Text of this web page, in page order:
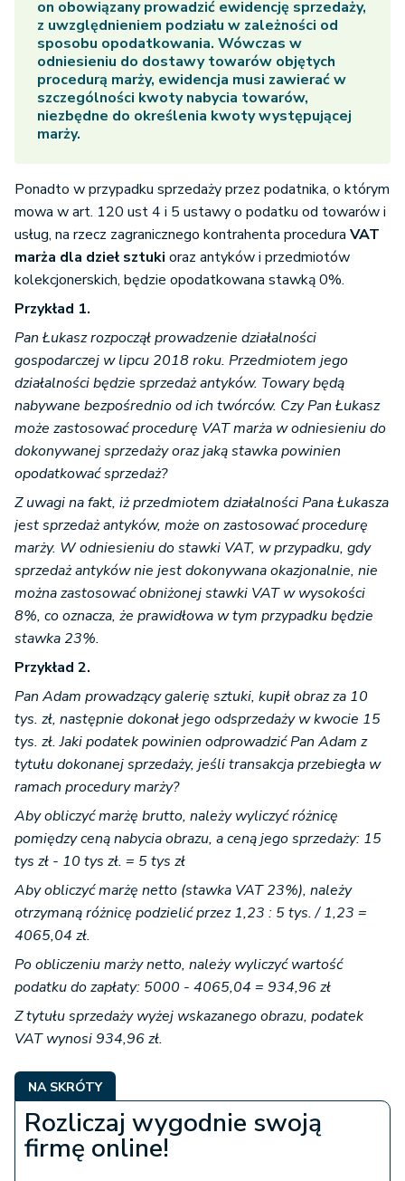
on obowiązany prowadzić ewidencję sprzedaży,
z uwzględnieniem podziału w zależności od
sposobu opodatkowania. Wówczas w
odniesieniu do dostawy towarów objętych
procedurą marży, ewidencja musi zawierać w
szczególności kwoty nabycia towarów,
niezbędne do określenia kwoty występującej
marży.
Ponadto w przypadku sprzedaży przez podatnika, o którym
mowa w art. 120 ust 4 i 5 ustawy o podatku od towarów i
usług, na rzecz zagranicznego kontrahenta procedura VAT
marża dla dzieł sztuki oraz antyków i przedmiotów
kolekcjonerskich, będzie opodatkowana stawką 0%.
Przykład 1.
Pan Łukasz rozpoczął prowadzenie działalności
gospodarczej w lipcu 2018 roku. Przedmiotem jego
działalności będzie sprzedaż antyków. Towary będą
nabywane bezpośrednio od ich twórców. Czy Pan Łukasz
może zastosować procedurę VAT marża w odniesieniu do
dokonywanej sprzedaży oraz jaką stawka powinien
opodatkować sprzedaż?
Z uwagi na fakt, iż przedmiotem działalności Pana Łukasza
jest sprzedaż antyków, może on zastosować procedurę
marży. W odniesieniu do stawki VAT, w przypadku, gdy
sprzedaż antyków nie jest dokonywana okazjonalnie, nie
można zastosować obniżonej stawki VAT w wysokości
8%, co oznacza, że prawidłowa w tym przypadku będzie
stawka 23%.
Przykład 2.
Pan Adam prowadzący galerię sztuki, kupił obraz za 10
tys. zł, następnie dokonał jego odsprzedaży w kwocie 15
tys. zł. Jaki podatek powinien odprowadzić Pan Adam z
tytułu dokonanej sprzedaży, jeśli transakcja przebiegła w
ramach procedury marży?
Aby obliczyć marżę brutto, należy wyliczyć różnicę
pomiędzy ceną nabycia obrazu, a ceną jego sprzedaży: 15
tys zł - 10 tys zł. = 5 tys zł
Aby obliczyć marżę netto (stawka VAT 23%), należy
otrzymaną różnicę podzielić przez 1,23 : 5 tys. / 1,23 =
4065,04 zł.
Po obliczeniu marży netto, należy wyliczyć wartość
podatku do zapłaty: 5000 - 4065,04 = 934,96 zł
Z tytułu sprzedaży wyżej wskazanego obrazu, podatek
VAT wynosi934,96 zł.
NA SKRÓTY
Rozliczaj wygodnie swoją
firmę online!